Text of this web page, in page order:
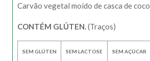
Carvão vegetal moído de casca de coco
CONTÉM GLÚTEN. (Traços)
SEM GLÚTEN SEM LACTOSE SEM AÇÚCAR